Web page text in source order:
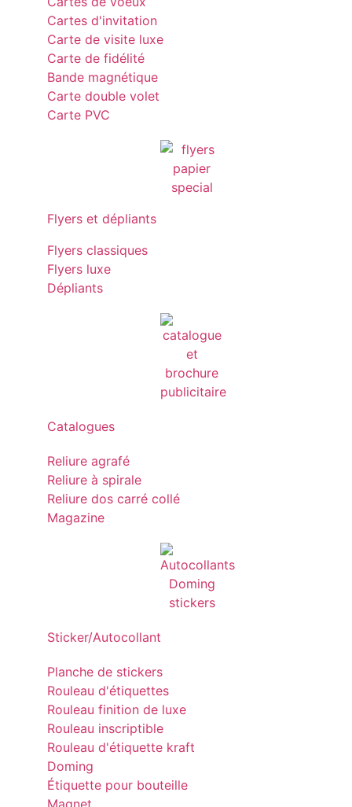
Cartes d'invitation
Carte de visite luxe
Carte de fidélité
Bande magnétique
Carte double volet
Carte PVC
Flyers et dépliants
Flyers classiques
Flyers luxe
Dépliants
Catalogues
Reliure agrafé
Reliure à spirale
Reliure dos carré collé
Magazine
Sticker/Autocollant
Planche de stickers
Rouleau d'étiquettes
Rouleau finition de luxe
Rouleau inscriptible
Rouleau d'étiquette kraft
Doming
Étiquette pour bouteille